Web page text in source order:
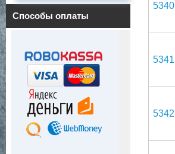
Способы оплаты
5340
5341
5342